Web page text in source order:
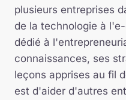
plusieurs entreprises
de la technologie à
dédié à
connaissances, ses
leçons apprises au fil
est d'aider d'autres